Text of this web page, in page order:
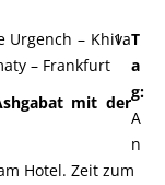
Urgench – Khiva
– Frankfurt
mit der
T
a
g:
A
n
Hotel. Zeit zum